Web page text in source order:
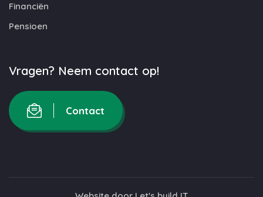
Financiën
Pensioen
Vragen? Neem contact op!
Contact